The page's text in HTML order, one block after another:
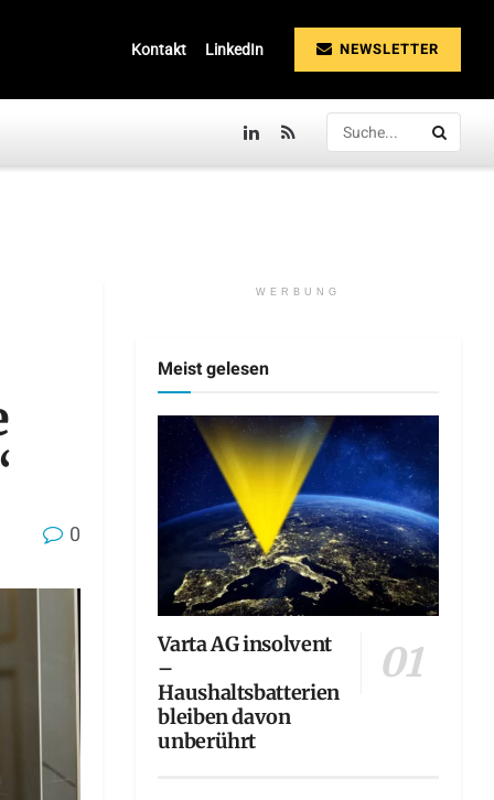
Kontakt LinkedIn NEWSLETTER
0
WERBUNG
Meist gelesen
Varta AG insolvent
–
Haushaltsbatterien
bleiben davon
unberührt